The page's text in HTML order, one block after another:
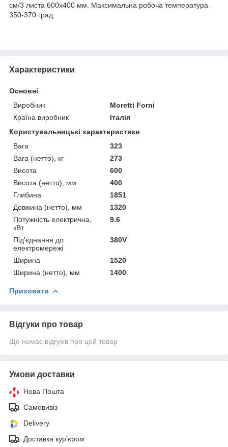
см/3 листа 600х400 мм. Максимальна робоча температура
350-370 град.
Характеристики
Основні
Виробник
Moretti Forni
Країна виробник
Італія
Користувальницькі характеристики
Вага
323
Вага (нетто), кг
273
Висота
600
Висота (нетто), мм
400
Глибина
1851
Довжина (нетто), мм
1320
Потужність електрична,
кВт
9.6
Під'єднання до
електромережі
380V
Ширина
1520
Ширина (нетто), мм
1400
Приховати
Відгуки про товар
Ще немає відгуків про цей товар
Умови доставки
Нова Пошта
Самовивіз
Delivery
Доставка кур'єром